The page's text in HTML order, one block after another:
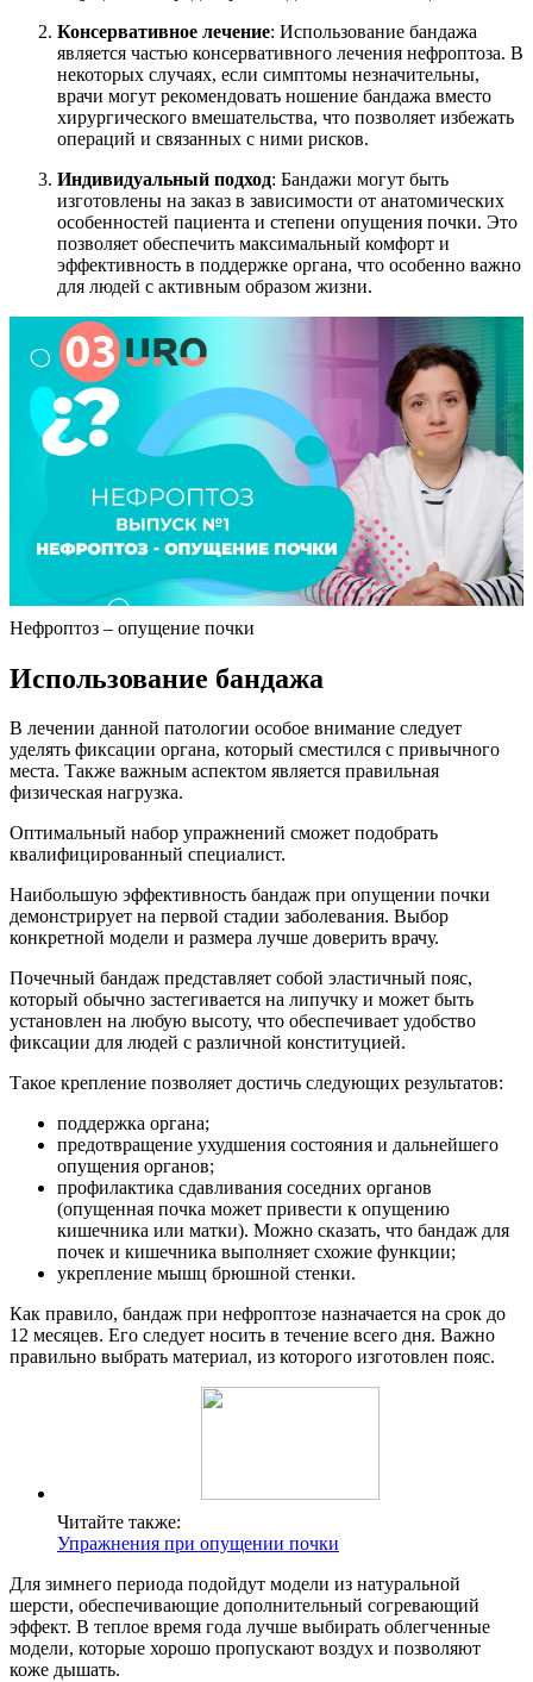
Консервативное лечение: Использование бандажа
является частью консервативного лечения нефроптоза. В
некоторых случаях, если симптомы незначительны,
врачи могут рекомендовать ношение бандажа вместо
хирургического вмешательства, что позволяет избежать
операций и связанных с ними рисков.
Индивидуальный подход: Бандажи могут быть
изготовлены на заказ в зависимости от анатомических
особенностей пациента и степени опущения почки. Это
позволяет обеспечить максимальный комфорт и
эффективность в поддержке органа, что особенно важно
для людей с активным образом жизни.
Нефроптоз – опущение почки
Использование бандажа
В лечении данной патологии особое внимание следует
уделять фиксации органа, который сместился с привычного
места. Также важным аспектом является правильная
физическая нагрузка.
Оптимальный набор упражнений сможет подобрать
квалифицированный специалист.
Наибольшую эффективность бандаж при опущении почки
демонстрирует на первой стадии заболевания. Выбор
конкретной модели и размера лучше доверить врачу.
Почечный бандаж представляет собой эластичный пояс,
который обычно застегивается на липучку и может быть
установлен на любую высоту, что обеспечивает удобство
фиксации для людей с различной конституцией.
Такое крепление позволяет достичь следующих результатов:
поддержка органа;
предотвращение ухудшения состояния и дальнейшего
опущения органов;
профилактика сдавливания соседних органов
(опущенная почка может привести к опущению
кишечника или матки). Можно сказать, что бандаж для
почек и кишечника выполняет схожие функции;
укрепление мышц брюшной стенки.
Как правило, бандаж при нефроптозе назначается на срок до
12 месяцев. Его следует носить в течение всего дня. Важно
правильно выбрать материал, из которого изготовлен пояс.
Читайте также:
Упражнения при опущении почки
Для зимнего периода подойдут модели из натуральной
шерсти, обеспечивающие дополнительный согревающий
эффект. В теплое время года лучше выбирать облегченные
модели, которые хорошо пропускают воздух и позволяют
коже дышать.